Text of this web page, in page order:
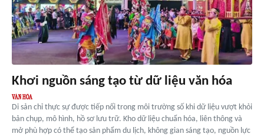
Khơi nguồn sáng tạo từ dữ liệu văn hóa
Di sản chỉ thực sự được tiếp nối trong môi trường số khi dữ liệu vượt khỏi
bản chụp, mô hình, hồ sơ lưu trữ. Kho dữ liệu chuẩn hóa, liên thông và
mở phù hợp có thể tạo sản phẩm du lịch, không gian sáng tạo, nguồn lực